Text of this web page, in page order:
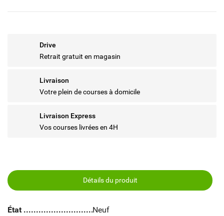
Drive
Retrait gratuit en magasin
Livraison
Votre plein de courses à domicile
Livraison Express
Vos courses livrées en 4H
Détails du produit
État
Neuf